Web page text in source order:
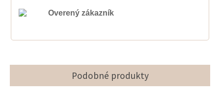
Overený zákazník
Podobné produkty